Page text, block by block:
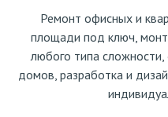
Ремонт офисных и
площади под ключ,
любого типа
домов, разработка и